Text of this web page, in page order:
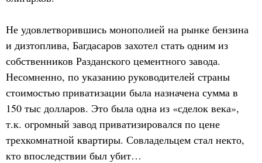
Не удовлетворившись монополией на рынке бензина
и дизтоплива, Багдасаров захотел стать одним из
собственников Разданского цементного завода.
Несомненно, по указанию руководителей страны
стоимостью приватизации была назначена сумма в
150 тыс долларов. Это была одна из «сделок века»,
т.к. огромный завод приватизировался по цене
трехкомнатной квартиры. Совладельцем стал некто,
кто впоследствии был убит…